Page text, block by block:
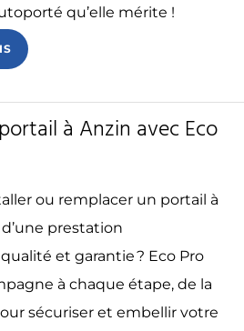
qu’elle mérite !
à Anzin avec Eco
ou remplacer un portail à
prestation
et garantie ? Eco Pro
à chaque étape, de la
sécuriser et embellir votre